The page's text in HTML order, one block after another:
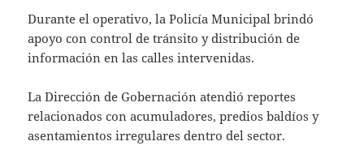
Durante el operativo, la Policía Municipal brindó
apoyo con control de tránsito y distribución de
información en las calles intervenidas.
La Dirección de Gobernación atendió reportes
relacionados con acumuladores, predios baldíos y
asentamientos irregulares dentro del sector.